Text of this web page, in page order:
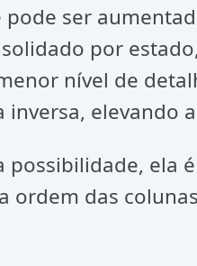
pode ser
por
nível de
elevando
possibilidade, ela
ordem das